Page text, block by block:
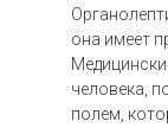
она имеет
человека,
полем,